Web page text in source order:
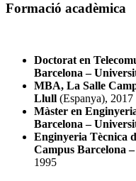
Formació acadèmica
Doctorat en
Barcelona –
MBA, La Salle
Llull (Espanya), 2017
Màster en
Barcelona –
Enginyeria Tècnica
Campus Barcelona
1995